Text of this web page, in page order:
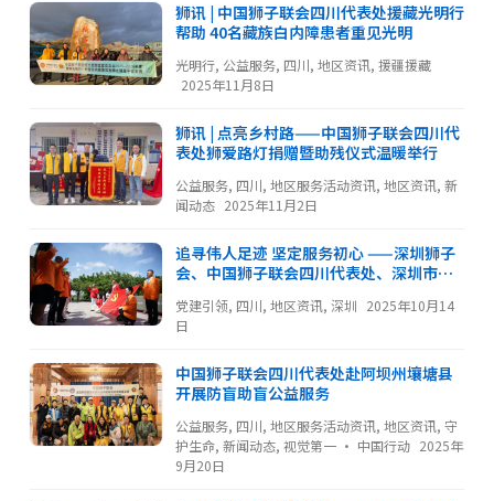
狮讯 | 中国狮子联会四川代表处援藏光明行
帮助 40名藏族白内障患者重见光明
光明行, 公益服务, 四川, 地区资讯, 援疆援藏
2025年11月8日
狮讯 | 点亮乡村路——中国狮子联会四川代
表处狮爱路灯捐赠暨助残仪式温暖举行
公益服务, 四川, 地区服务活动资讯, 地区资讯, 新
闻动态 2025年11月2日
追寻伟人足迹 坚定服务初心 ——深圳狮子
会、中国狮子联会四川代表处、深圳市华
党建引领, 四川, 地区资讯, 深圳 2025年10月14
日
中国狮子联会四川代表处赴阿坝州壤塘县
开展防盲助盲公益服务
公益服务, 四川, 地区服务活动资讯, 地区资讯, 守
护生命, 新闻动态, 视觉第一 · 中国行动 2025年
9月20日